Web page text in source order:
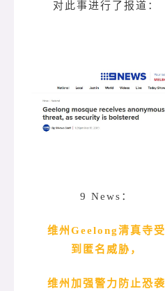
对此事进行了报道：
9 News：
维州Geelong清真寺受
到匿名威胁，
维州加强警力防止恐袭